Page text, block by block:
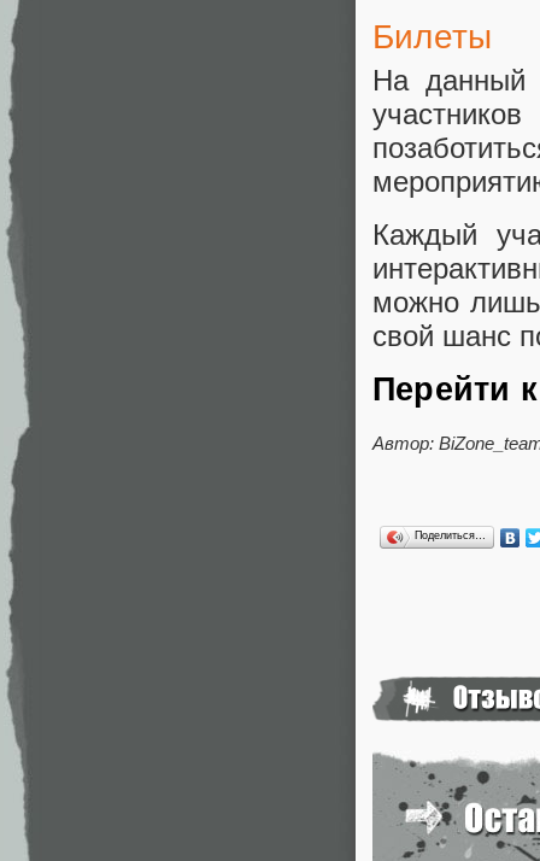
Билеты
На данный
Каждый
можно лишь
свой шанс
Перейти
Автор:
Поделиться…